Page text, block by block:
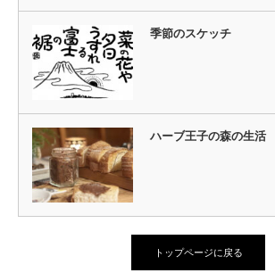
季節のスケッチ
ハーブ王子の森の生活
トップページに戻る